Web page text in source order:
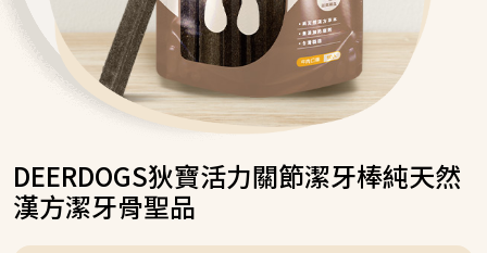
DEERDOGS狄寶活力關節潔牙棒純天然
漢方潔牙骨聖品